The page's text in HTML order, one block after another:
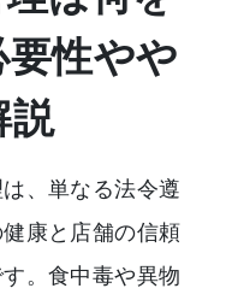
性やや
説
、単なる法令遵
康と店舗の信頼
。食中毒や異物